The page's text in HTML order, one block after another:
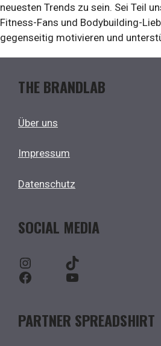
neuesten Trends zu sein. Sei Teil
Fitness-Fans und Bodybuilding-
gegenseitig motivieren und
THE BRANDLAB
Über uns
Impressum
Datenschutz
SOCIAL MEDIA
Instagram
Facebook
TikTok
YouTube
PARTNER SPREADSHIRT